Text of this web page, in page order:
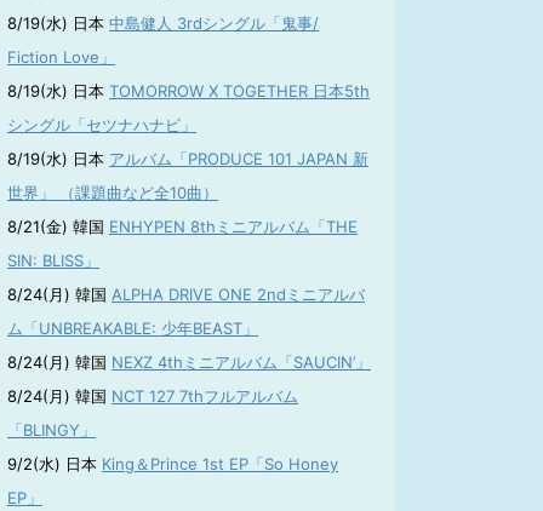
8/19(水) 日本 中島健人 3rdシングル「鬼事/
Fiction Love」
8/19(水) 日本 TOMORROW X TOGETHER 日本5th
シングル「セツナハナビ」
8/19(水) 日本 アルバム「PRODUCE 101 JAPAN 新
世界」 （課題曲など全10曲）
8/21(金) 韓国 ENHYPEN 8thミニアルバム「THE
SIN: BLISS」
8/24(月) 韓国 ALPHA DRIVE ONE 2ndミニアルバ
ム「UNBREAKABLE: 少年BEAST」
8/24(月) 韓国 NEXZ 4thミニアルバム「SAUCIN’」
8/24(月) 韓国 NCT 127 7thフルアルバム
「BLINGY」
9/2(水) 日本 King＆Prince 1st EP「So Honey
EP」